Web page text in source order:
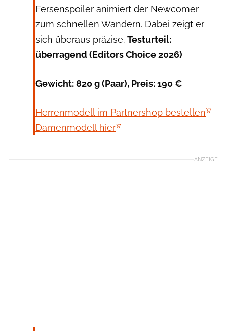
Fersenspoiler animiert der Newcomer
zum schnellen Wandern. Dabei zeigt er
sich überaus präzise. Testurteil:
überragend (Editors Choice 2026)
Gewicht: 820 g (Paar), Preis: 190 €
Herrenmodell im Partnershop bestellen
Damenmodell hier
ANZEIGE